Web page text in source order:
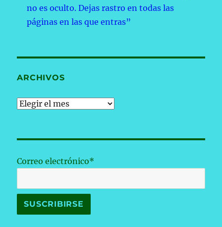
no es oculto. Dejas rastro en todas las
páginas en las que entras”
ARCHIVOS
Archivos
Correo electrónico*